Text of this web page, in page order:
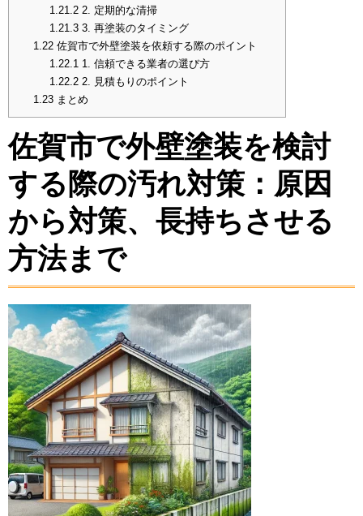
1.21.22. 定期的な清掃
1.21.33. 再塗装のタイミング
1.22佐賀市で外壁塗装を依頼する際のポイント
1.22.11. 信頼できる業者の選び方
1.22.22. 見積もりのポイント
1.23まとめ
佐賀市で外壁塗装を検討
する際の汚れ対策：原因
から対策、長持ちさせる
方法まで